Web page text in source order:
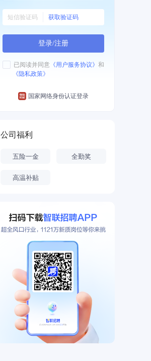
获取验证码
登录/注册
已阅读并同意 《用户服务协议》 和
《隐私政策》
国家网络身份认证登录
公司福利
五险一金 全勤奖
高温补贴